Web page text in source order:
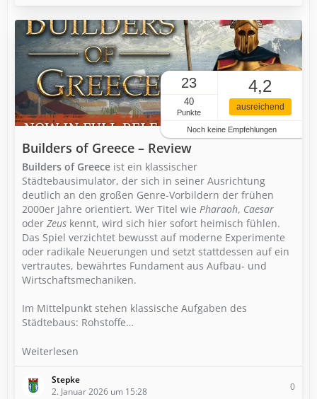
23
40
Punkte
4,2
ausreichend
Noch keine Empfehlungen
Builders of Greece – Review
Builders of Greece ist ein klassischer
Städtebausimulator, der sich in seiner Ausrichtung
deutlich an den großen Genre-Vorbildern der frühen
2000er Jahre orientiert. Wer Titel wie Pharaoh, Caesar
oder Zeus kennt, wird sich hier sofort heimisch fühlen.
Das Spiel verzichtet bewusst auf moderne Experimente
oder radikale Neuerungen und setzt stattdessen auf ein
vertrautes, bewährtes Fundament aus Aufbau- und
Wirtschaftsmechaniken.
Im Mittelpunkt stehen klassische Aufgaben des
Städtebaus: Rohstoffe…
Weiterlesen
Stepke
2. Januar 2026 um 15:28
0